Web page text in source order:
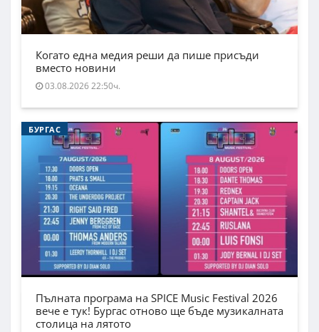
Когато една медия реши да пише присъди
вместо новини
03.08.2026 22:50ч.
БУРГАС
Пълната програма на SPICE Music Festival 2026
вече е тук! Бургас отново ще бъде музикалната
столица на лятото